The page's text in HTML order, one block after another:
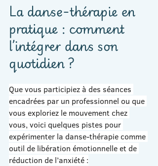
La danse-thérapie en
pratique : comment
l’intégrer dans son
quotidien ?
Que vous participiez à des séances
encadrées par un professionnel ou que
vous exploriez le mouvement chez
vous, voici quelques pistes pour
expérimenter la danse-thérapie comme
outil de libération émotionnelle et de
réduction de l’anxiété :